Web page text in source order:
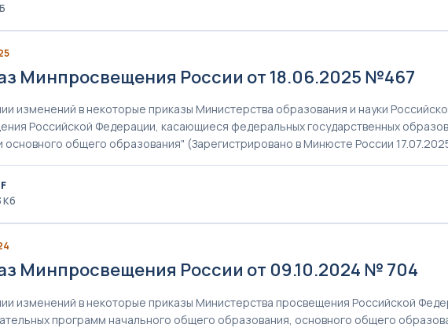
Минпросвещения России от 18.06.2025 №467
изменений в некоторые приказы Министерства образования и науки
Российской Федерации, касающиеся федеральных государственных
основного общего образования" (Зарегистрировано в Минюсте России
Кб
Минпросвещения России от 09.10.2024 № 704
изменений в некоторые приказы Министерства просвещения Российской
программ начального общего образования, основного общего